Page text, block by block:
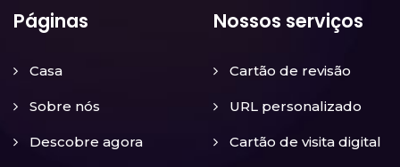
Páginas
Casa
Sobre nós
Descobre agora
Nossos serviços
Cartão de revisão
URL personalizado
Cartão de visita digital